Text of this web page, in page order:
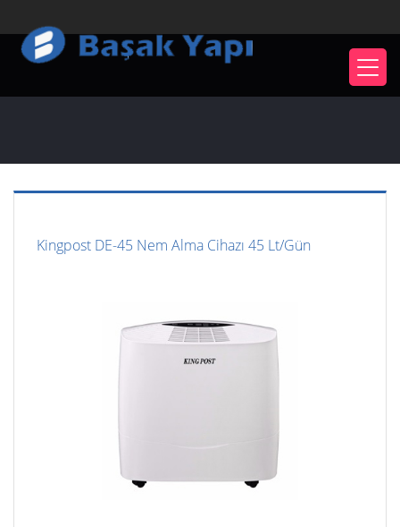
Kingpost DE-45 Nem Alma Cihazı 45 Lt/Gün